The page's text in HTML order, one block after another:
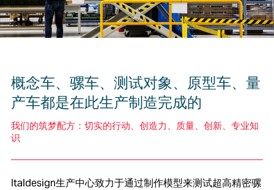
我们的筑梦配方：切实的行动、创造力、质量、创新、专业知
识
概念车、骡车、测试对象、原型车、量
产车都是在此生产制造完成的
Italdesign生产中心致力于通过制作模型来测试超高精密骡